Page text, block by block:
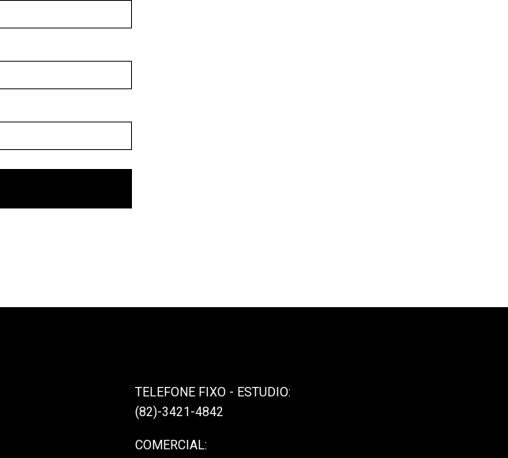
TELEFONE FIXO - ESTUDIO:
(82)-3421-4842
COMERCIAL: